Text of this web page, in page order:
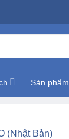
Sản phẩm
(Nhật Bản)